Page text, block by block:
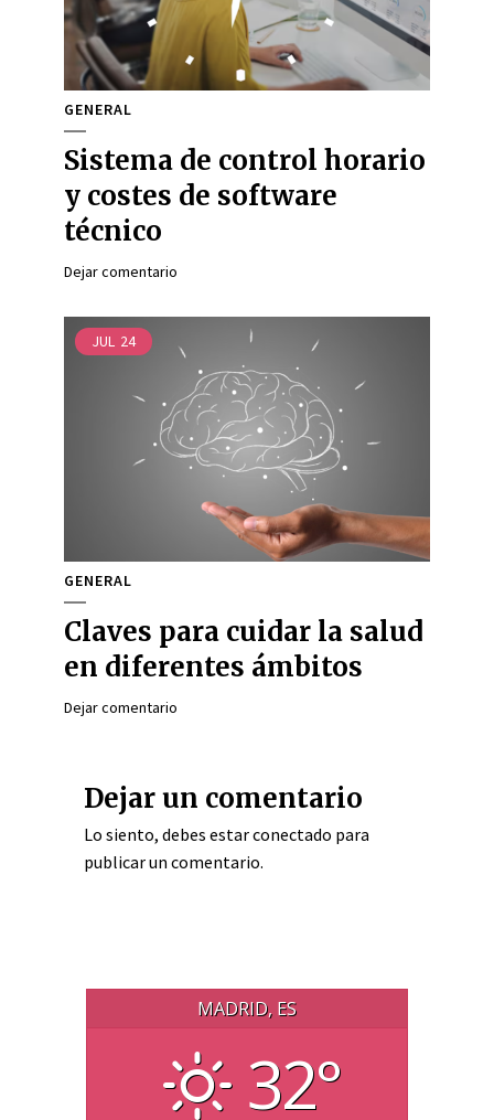
GENERAL
Sistema de control horario
y costes de software
técnico
Dejar comentario
JUL 24
GENERAL
Claves para cuidar la salud
en diferentes ámbitos
Dejar comentario
Dejar un comentario
Lo siento, debes estarconectado para
publicar un comentario.
MADRID, ES
32°